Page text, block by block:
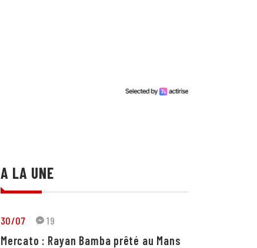
A LA UNE
30/07 19
Mercato : Rayan Bamba prêté au Mans